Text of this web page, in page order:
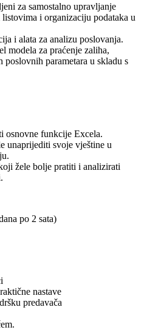
za samostalno upravljanje
i organizaciju podataka u
i alata za analizu poslovanja.
modela za praćenje zaliha,
poslovnih parametara u skladu s
osnovne funkcije Excela.
unaprijediti svoje vještine u
žele bolje pratiti i analizirati
po 2 sata)
nastave
predavača